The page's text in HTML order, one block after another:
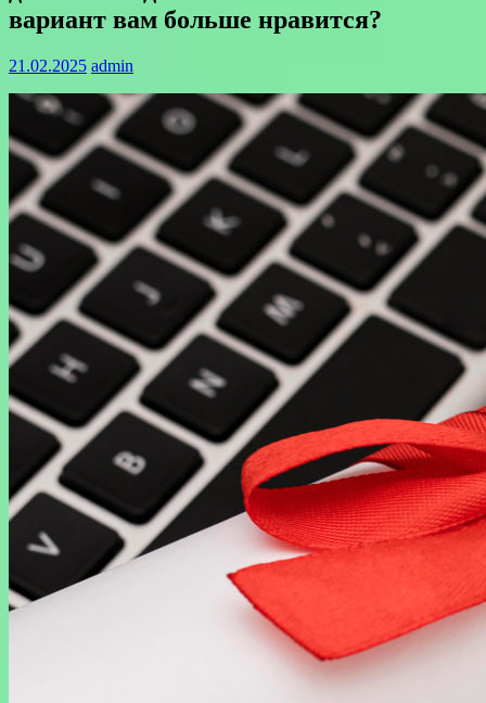
вариант вам больше нравится?
21.02.2025 admin